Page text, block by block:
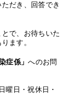
だき、回答でき
とで、お待ちいた
ます。
症係」へのお問
曜日・祝休日・